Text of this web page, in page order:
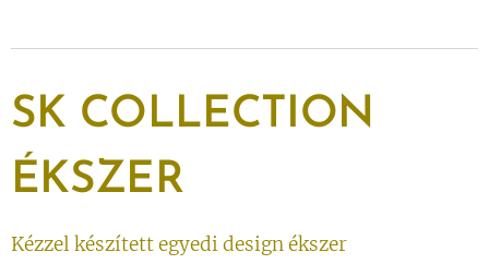
SK COLLECTION
ÉKSZER
Kézzel készített egyedi design ékszer